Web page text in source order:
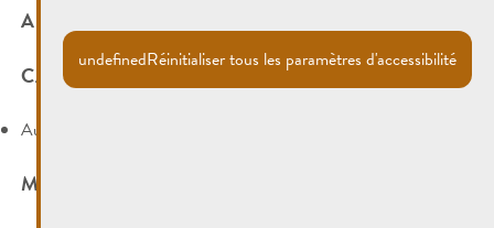
ARCHIVES
CATÉGORIES
Aucune catégorie
MÉTA
undefinedRéinitialiser tous les paramètres d'accessibilité